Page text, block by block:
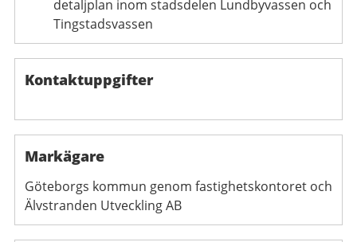
detaljplan inom stadsdelen Lundbyvassen och
Tingstadsvassen
Kontaktuppgifter
Markägare
Göteborgs kommun genom fastighetskontoret och
Älvstranden Utveckling AB